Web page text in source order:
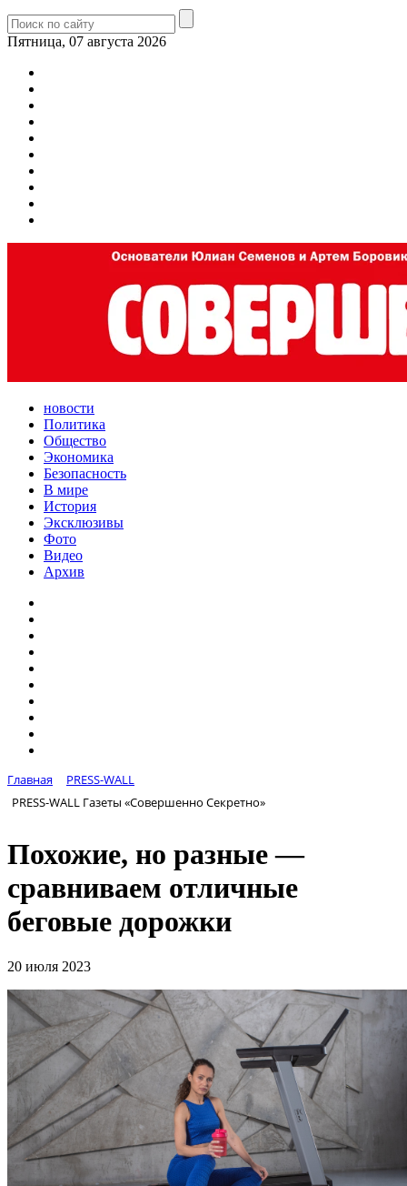
Пятница, 07 августа 2026
новости
Политика
Общество
Экономика
Безопасность
В мире
История
Эксклюзивы
Фото
Видео
Архив
Главная
PRESS-WALL
PRESS-WALL Газеты «Совершенно Секретно»
Похожие, но разные —
сравниваем отличные
беговые дорожки
20 июля 2023